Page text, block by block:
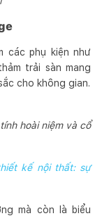
các phụ kiện như
trải sàn mang
cho không gian.
hoài niệm và cổ
kế nội thất: sự
mà còn là biểu